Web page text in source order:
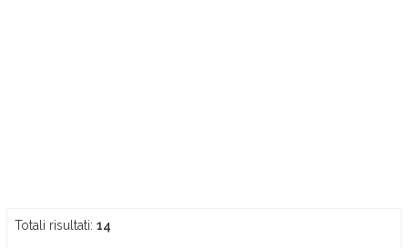
Totali risultati: 14